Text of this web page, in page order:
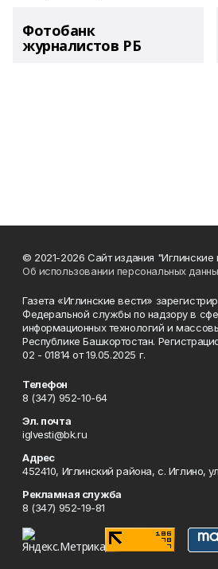
Фотобанк
журналистов РБ
© 2021-2026 Сайт издания "Иглинские
Об использовании персональных
Газета «Иглинские вести»
Федеральной службы по надзору в
информационных технологий и
Республике Башкортостан.
02 - 01814 от 19.05.2025 г.
Телефон
8 (347) 952-10-64
Эл. почта
iglvesti@bk.ru
Адрес
452410, Иглинский района, с. Иглино,
Рекламная служба
8 (347) 952-19-81